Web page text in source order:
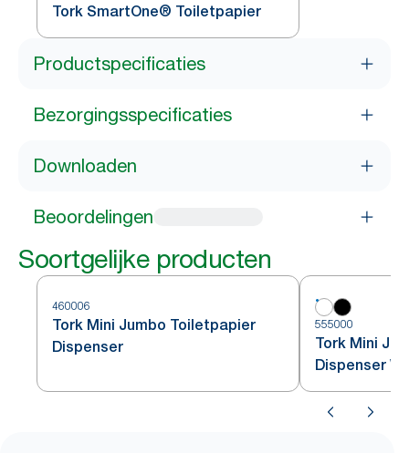
Tork SmartOne® Toiletpapier
Productspecificaties
Bezorgingsspecificaties
Downloaden
Beoordelingen
Soortgelijke producten
460006
Tork Mini Jumbo Toiletpapier
Dispenser
555000
Tork Mini
Dispenser